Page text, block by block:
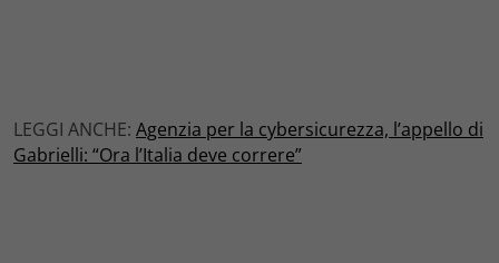
LEGGI ANCHE: Agenzia per la cybersicurezza, l’appello di
Gabrielli: “Ora l’Italia deve correre”